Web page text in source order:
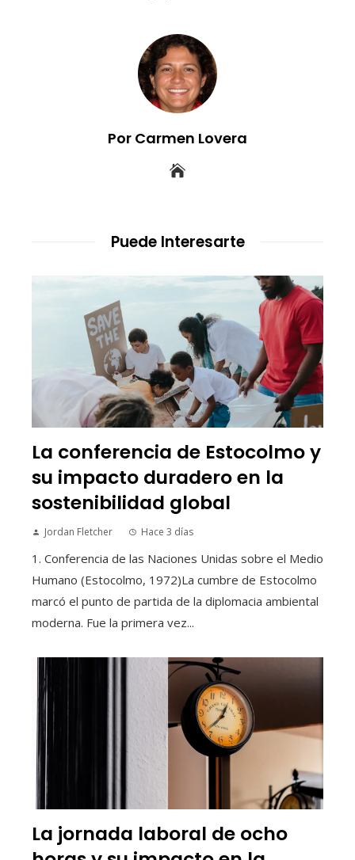
Por Carmen Lovera
Puede Interesarte
La conferencia de Estocolmo y
su impacto duradero en la
sostenibilidad global
Jordan Fletcher Hace 3 días
1. Conferencia de las Naciones Unidas sobre el Medio
Humano (Estocolmo, 1972)La cumbre de Estocolmo
marcó el punto de partida de la diplomacia ambiental
moderna. Fue la primera vez...
La jornada laboral de ocho